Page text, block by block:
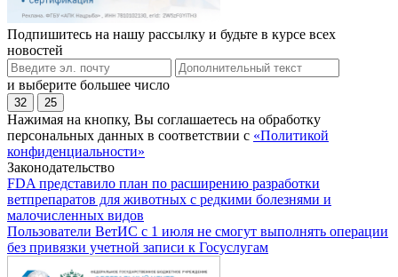
Подпишитесь на нашу рассылку и будьте в курсе всех
новостей
и выберите большее число
32 25
Нажимая на кнопку, Вы соглашаетесь на обработку
персональных данных в соответствии с «Политикой
конфиденциальности»
Законодательство
FDA представило план по расширению разработки
ветпрепаратов для животных с редкими болезнями и
малочисленных видов
Пользователи ВетИС с 1 июля не смогут выполнять операции
без привязки учетной записи к Госуслугам